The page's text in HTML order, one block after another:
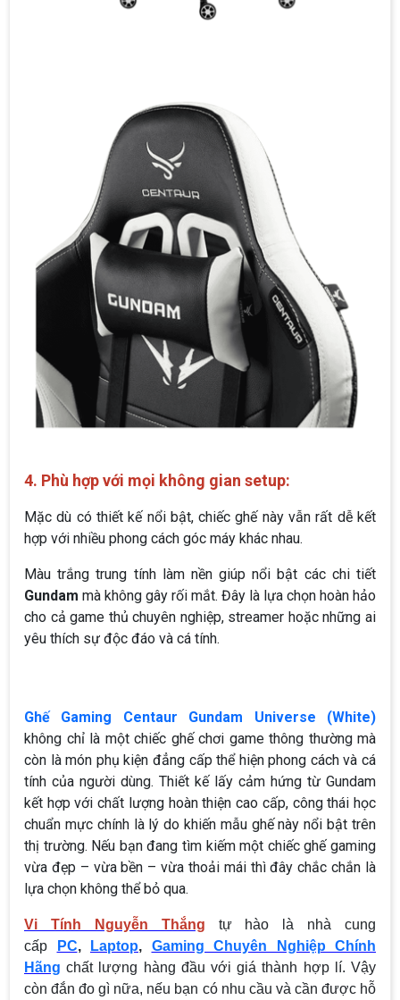
4. Phù hợp với mọi không gian setup:
Mặc dù có thiết kế nổi bật, chiếc ghế này vẫn rất dễ kết
hợp với nhiều phong cách góc máy khác nhau.
Màu trắng trung tính làm nền giúp nổi bật các chi tiết
Gundam mà không gây rối mắt. Đây là lựa chọn hoàn hảo
cho cả game thủ chuyên nghiệp, streamer hoặc những ai
yêu thích sự độc đáo và cá tính.
Ghế Gaming Centaur Gundam Universe (White)
không chỉ là một chiếc ghế chơi game thông thường mà
còn là món phụ kiện đẳng cấp thể hiện phong cách và cá
tính của người dùng. Thiết kế lấy cảm hứng từ Gundam
kết hợp với chất lượng hoàn thiện cao cấp, công thái học
chuẩn mực chính là lý do khiến mẫu ghế này nổi bật trên
thị trường. Nếu bạn đang tìm kiếm một chiếc ghế gaming
vừa đẹp – vừa bền – vừa thoải mái thì đây chắc chắn là
lựa chọn không thể bỏ qua.
Vi Tính Nguyễn Thắng tự hào là nhà cung
cấp
PC, Laptop, Gaming Chuyên Nghiệp Chính
Hãng chất lượng hàng đầu với giá thành hợp lí. Vậy
còn đắn đo gì nữa, nếu bạn có nhu cầu và cần được hỗ